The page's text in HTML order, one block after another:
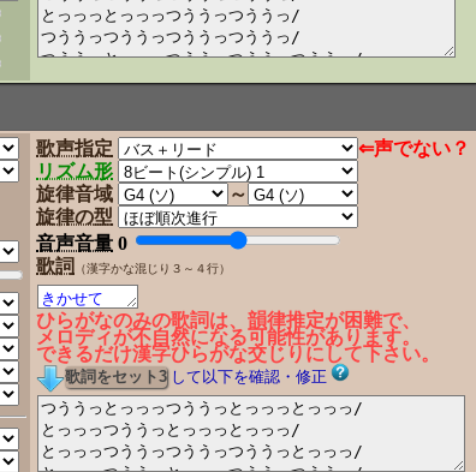
歌声指定
⇐声でない？
リズム形
旋律音域
～
旋律の型
音声音量 0
歌詞
（漢字かな混じり３～４行）
ひらがなのみの歌詞は、韻律推定が困難で、
メロディが不自然になる可能性があります。
できるだけ漢字ひらがな交じりにして下さい。
して以下を確認・修正